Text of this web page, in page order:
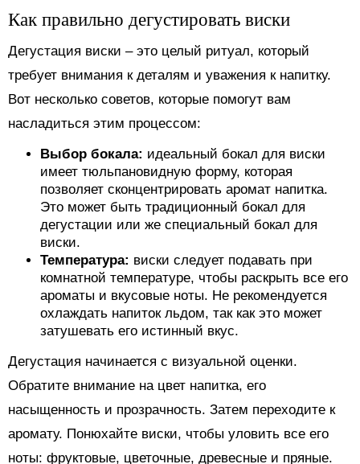
Как правильно дегустировать виски
Дегустация виски – это целый ритуал, который
требует внимания к деталям и уважения к напитку.
Вот несколько советов, которые помогут вам
насладиться этим процессом:
Выбор бокала: идеальный бокал для виски
имеет тюльпановидную форму, которая
позволяет сконцентрировать аромат напитка.
Это может быть традиционный бокал для
дегустации или же специальный бокал для
виски.
Температура: виски следует подавать при
комнатной температуре, чтобы раскрыть все его
ароматы и вкусовые ноты. Не рекомендуется
охлаждать напиток льдом, так как это может
затушевать его истинный вкус.
Дегустация начинается с визуальной оценки.
Обратите внимание на цвет напитка, его
насыщенность и прозрачность. Затем переходите к
аромату. Понюхайте виски, чтобы уловить все его
ноты: фруктовые, цветочные, древесные и пряные.